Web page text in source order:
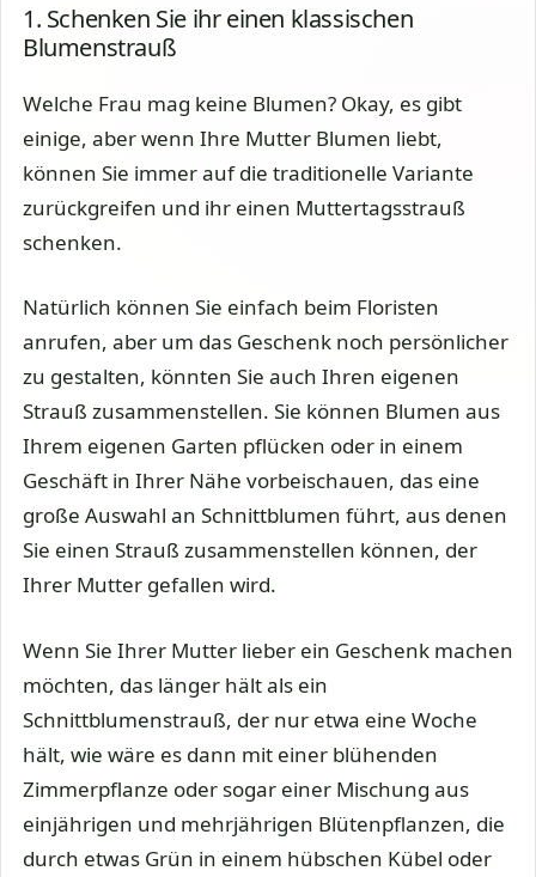
1. Schenken Sie ihr einen klassischen
Blumenstrauß
Welche Frau mag keine Blumen? Okay, es gibt
einige, aber wenn Ihre Mutter Blumen liebt,
können Sie immer auf die traditionelle Variante
zurückgreifen und ihr einen Muttertagsstrauß
schenken.
Natürlich können Sie einfach beim Floristen
anrufen, aber um das Geschenk noch persönlicher
zu gestalten, könnten Sie auch Ihren eigenen
Strauß zusammenstellen. Sie können Blumen aus
Ihrem eigenen Garten pflücken oder in einem
Geschäft in Ihrer Nähe vorbeischauen, das eine
große Auswahl an Schnittblumen führt, aus denen
Sie einen Strauß zusammenstellen können, der
Ihrer Mutter gefallen wird.
Wenn Sie Ihrer Mutter lieber ein Geschenk machen
möchten, das länger hält als ein
Schnittblumenstrauß, der nur etwa eine Woche
hält, wie wäre es dann mit einer blühenden
Zimmerpflanze oder sogar einer Mischung aus
einjährigen und mehrjährigen Blütenpflanzen, die
durch etwas Grün in einem hübschen Kübel oder